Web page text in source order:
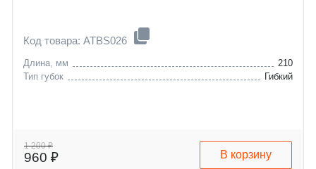
Код товара: ATBS026
Длина, мм
210
Тип губок
Гибкий
1 200 ₽
960 ₽ В корзину